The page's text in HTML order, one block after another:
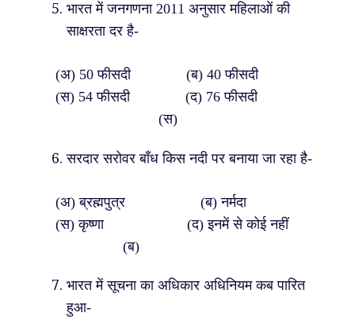
भारत में जनगणना 2011 अनुसार महिलाओं की
साक्षरता दर है-
(अ) 50 फीसदी (ब) 40 फीसदी
(स) 54 फीसदी (द) 76 फीसदी
(स)
सरदार सरोवर बाँध किस नदी पर बनाया जा रहा है-
(अ) ब्रह्मपुत्र (ब) नर्मदा
(स) कृष्णा (द) इनमें से कोई नहीं
(ब)
भारत में सूचना का अधिकार अधिनियम कब पारित
हुआ-